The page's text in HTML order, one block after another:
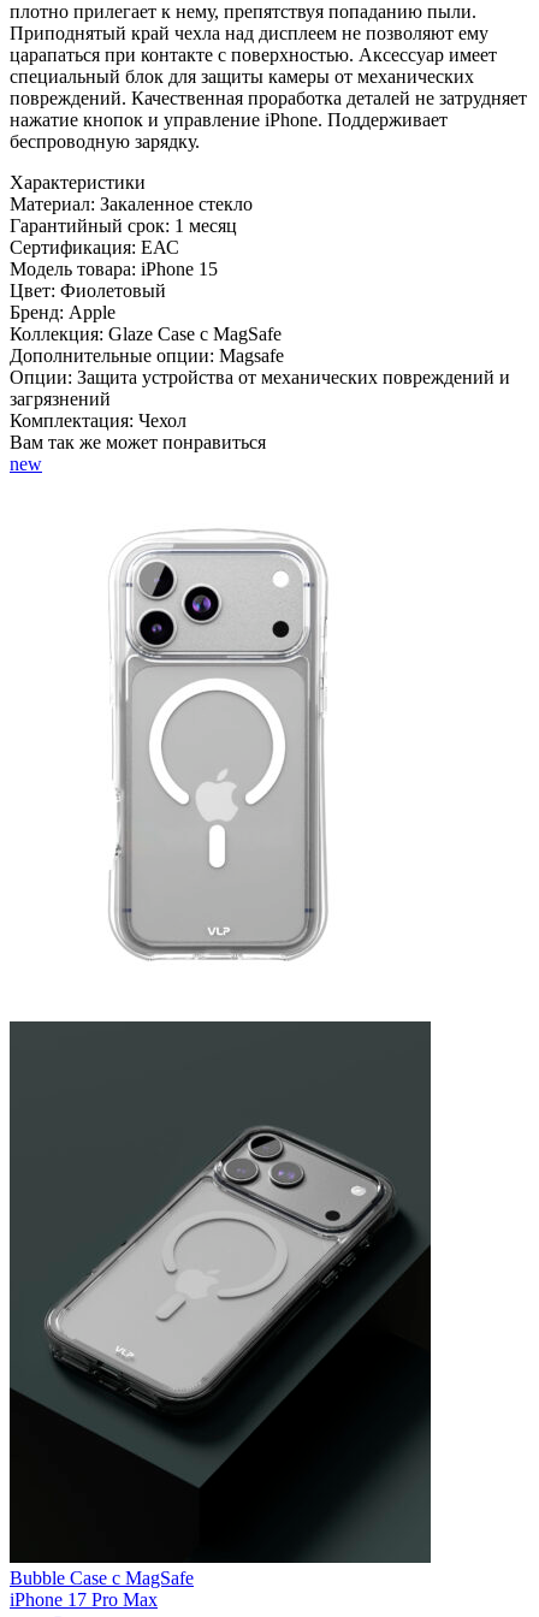
плотно прилегает к нему, препятствуя попаданию пыли.
Приподнятый край чехла над дисплеем не позволяют ему
царапаться при контакте с поверхностью. Аксессуар имеет
специальный блок для защиты камеры от механических
повреждений. Качественная проработка деталей не затрудняет
нажатие кнопок и управление iPhone. Поддерживает
беспроводную зарядку.
Характеристики
Материал: Закаленное стекло
Гарантийный срок: 1 месяц
Сертификация: ЕАС
Модель товара: iPhone 15
Цвет: Фиолетовый
Бренд: Apple
Коллекция: Glaze Case с MagSafe
Дополнительные опции: Magsafe
Опции: Защита устройства от механических повреждений и
загрязнений
Комплектация: Чехол
Вам так же может понравиться
new
Bubble Case с MagSafe
iPhone 17 Pro Max